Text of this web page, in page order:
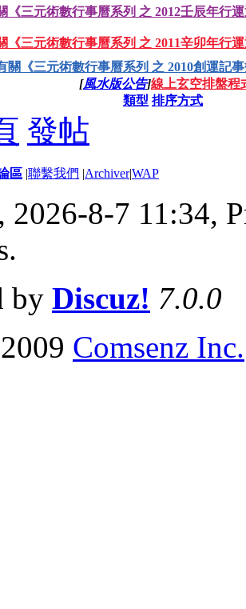
《三元術數行事曆系列 之 2012壬辰年行
《三元術數行事曆系列 之 2011辛卯年行
關《三元術數行事曆系列 之 2010創運記
[風水版公告]線上玄空排盤程
類型 排序方式
發帖
區 |聯繫我們 |Archiver|WAP
2026-8-7 11:34,
.
by Discuz! 7.0.0
Comsenz Inc.